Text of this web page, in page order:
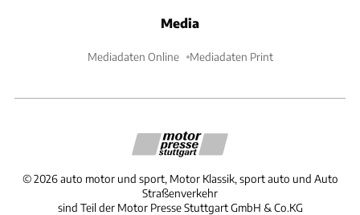
Media
Mediadaten Online Mediadaten Print
©2026 auto motor und sport, Motor Klassik, sport auto und Auto
Straßenverkehr
sind Teil der Motor Presse Stuttgart GmbH & Co.KG